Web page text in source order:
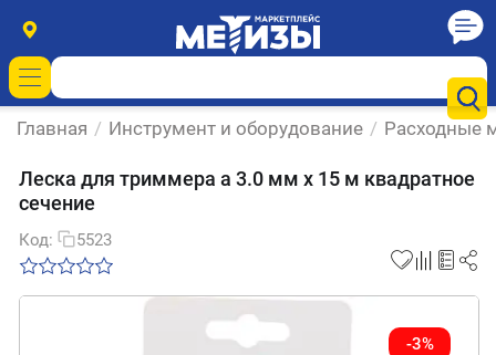
Главная / Инструмент и оборудование / Расходные
Леска для триммера a 3.0 мм х 15 м квадратное
сечение
Код: 5523
-3%